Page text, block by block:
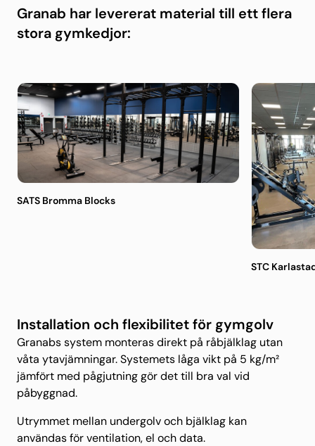
Granab har levererat material till ett flera
stora gymkedjor:
SATS Bromma Blocks
STC
Installation och flexibilitet för gymgolv
Granabs system monteras direkt på råbjälklag utan
våta ytavjämningar. Systemets låga vikt på 5 kg/m²
jämfört med pågjutning gör det till bra val vid
påbyggnad.
Utrymmet mellan undergolv och bjälklag kan
användas för ventilation, el och data.